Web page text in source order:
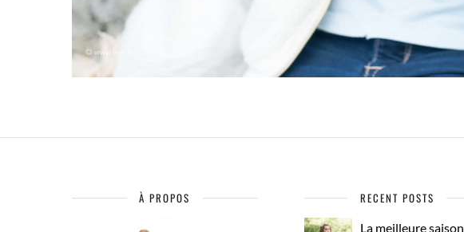
À PROPOS RECENT POSTS
La meilleure saison